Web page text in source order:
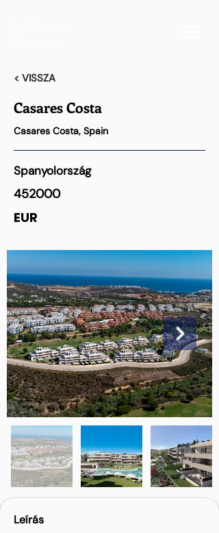
< VISSZA
Casares Costa
Casares Costa, Spain
Spanyolország
452000
EUR
Leírás